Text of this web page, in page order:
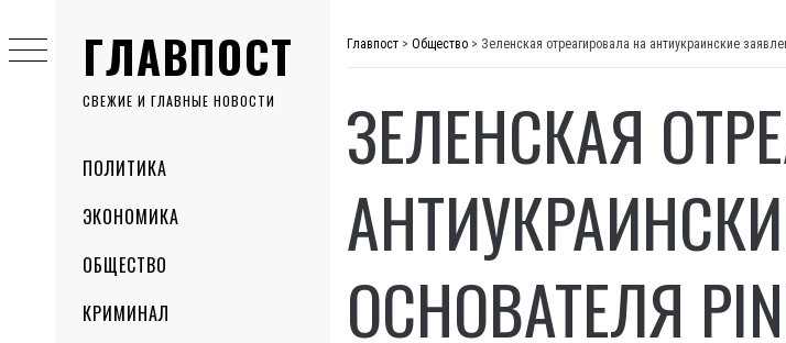
ГЛАВПОСТ
СВЕЖИЕ И ГЛАВНЫЕ НОВОСТИ
MenuПОЛИТИКА
ЭКОНОМИКА
ОБЩЕСТВО
КРИМИНАЛ
to
content
Главпост > Общество > Зеленская отреагировала на антиукраинские
ЗЕЛЕНСКАЯ
ОСНОВАТЕЛЯ